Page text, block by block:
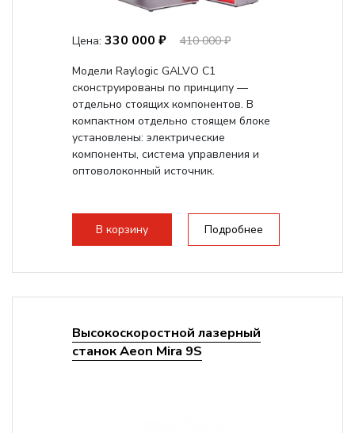
Цена: 330 000 ₽
410 000 ₽
Модели Raylogic GALVO C1
сконструированы по принципу —
отдельно стоящих компонентов. В
компактном отдельно стоящем блоке
установлены: электрические
компоненты, система управления и
оптоволоконный источник.
В корзину Подробнее
Высокоскоростной лазерный
станок Aeon Mira 9S